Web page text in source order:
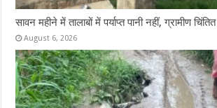
सावन महीने में तालाबों में पर्याप्त पानी नहीं, ग्रामीण चिंतित
August 6, 2026